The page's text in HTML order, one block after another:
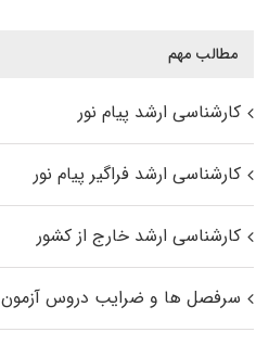
مطالب مهم
کارشناسی ارشد پیام نور
کارشناسی ارشد فراگیر پیام نور
کارشناسی ارشد خارج از کشور
سرفصل ها و ضرایب دروس آزمون